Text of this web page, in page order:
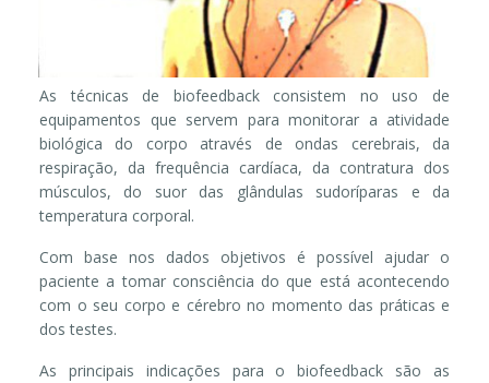
As técnicas de biofeedback consistem no uso de
equipamentos que servem para monitorar a atividade
biológica do corpo através de ondas cerebrais, da
respiração, da frequência cardíaca, da contratura dos
músculos, do suor das glândulas sudoríparas e da
temperatura corporal.
Com base nos dados objetivos é possível ajudar o
paciente a tomar consciência do que está acontecendo
com o seu corpo e cérebro no momento das práticas e
dos testes.
As principais indicações para o biofeedback são as